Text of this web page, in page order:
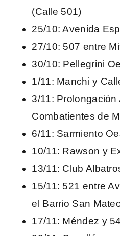
(Calle 501)
25/10: Avenida
27/10: 507 entre
30/10: Pellegrini
1/11: Manchi y
3/11:
Combatientes de
6/11: Sarmiento
10/11: Rawson y
13/11: Club
15/11: 521 entre
el Barrio San
17/11: Méndez y 54